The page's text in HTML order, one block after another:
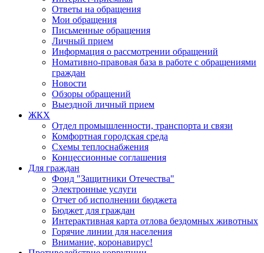
Ответы на обращения
Мои обращения
Письменные обращения
Личный прием
Информация о рассмотрении обращений
Номативно-правовая база в работе с обращениями
граждан
Новости
Обзоры обращений
Выездной личный прием
ЖКХ
Отдел промышленности, транспорта и связи
Комфортная городская среда
Схемы теплоснабжения
Концессионные соглашения
Для граждан
Фонд "Защитники Отечества"
Электронные услуги
Отчет об исполнении бюджета
Бюджет для граждан
Интерактивная карта отлова бездомных животных
Горячие линии для населения
Внимание, коронавирус!